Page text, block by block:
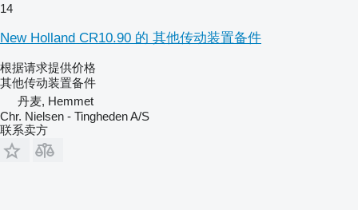
14
New Holland CR10.90 的 其他传动装置备件
根据请求提供价格
其他传动装置备件
丹麦, Hemmet
Chr. Nielsen - Tingheden A/S
联系卖方